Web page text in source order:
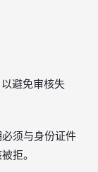
避免审核失
须与身份证件
拒。